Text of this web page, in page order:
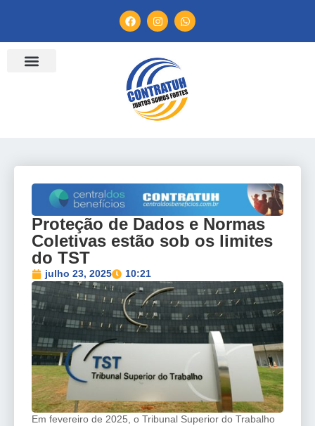
Proteção de Dados e Normas
Coletivas estão sob os limites
do TST
julho 23, 2025 10:21
Em fevereiro de 2025, o Tribunal Superior do Trabalho